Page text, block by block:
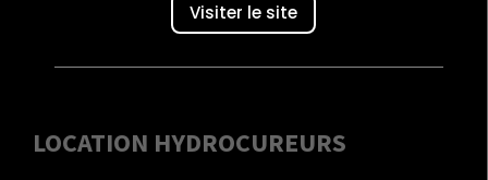
Visiter le site
LOCATION HYDROCUREURS